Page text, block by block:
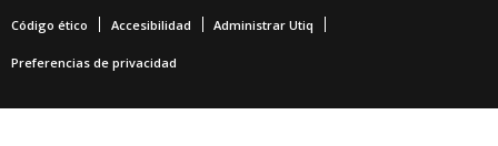
Código ético Accesibilidad Administrar Utiq
Preferencias de privacidad